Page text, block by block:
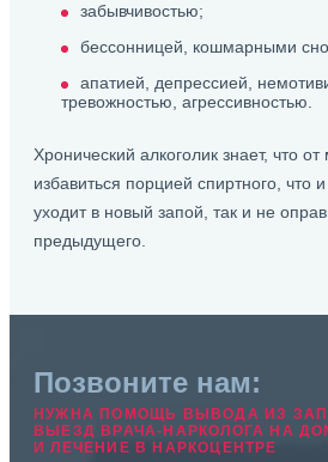
забывчивостью;
бессонницей, кошмарными
апатией, депрессией,
тревожностью, агрессивностью.
Хронический алкоголик знает, что
избавиться порцией спиртного, что
уходит в новый запой, так и не
предыдущего.
Позвоните нам:
НУЖНА ПОМОЩЬ ВЫВОДА ИЗ
ВЫЕЗД ВРАЧА-НАРКОЛОГА НА
И ЛЕЧЕНИЕ В НАРКОЦЕНТРЕ